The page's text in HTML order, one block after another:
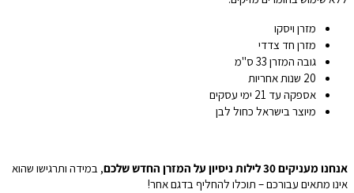
מזרן ויסקו
מזרן חד צדדי
גובה המזרן 33 ס"מ
20 שנות אחריות
אספקה עד 21 ימי עסקים
מיוצר בישראל כחול לבן
אנחנו מעניקים 30 לילות ניסיון על המזרן החדש שלכם
, במידה ותרגישו שהוא
אינו מתאים עבורכם – תוכלו להחליף בדגם אחר!